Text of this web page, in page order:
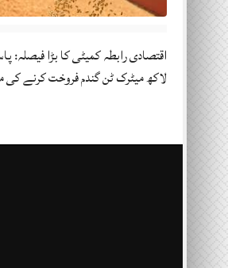
لاکھ میٹرک ٹن گندم فروخت کرنے